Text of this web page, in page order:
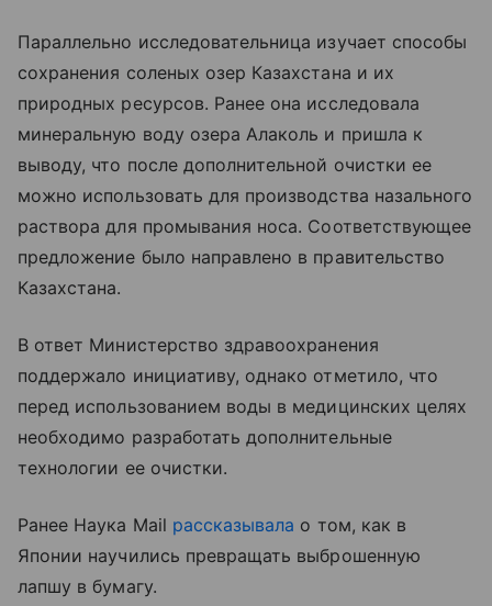
Параллельно исследовательница изучает способы
сохранения соленых озер Казахстана и их
природных ресурсов. Ранее она исследовала
минеральную воду озера Алаколь и пришла к
выводу, что после дополнительной очистки ее
можно использовать для производства назального
раствора для промывания носа. Соответствующее
предложение было направлено в правительство
Казахстана.
В ответ Министерство здравоохранения
поддержало инициативу, однако отметило, что
перед использованием воды в медицинских целях
необходимо разработать дополнительные
технологии ее очистки.
Ранее Наука Mail рассказывала о том, как в
Японии научились превращать выброшенную
лапшу в бумагу.